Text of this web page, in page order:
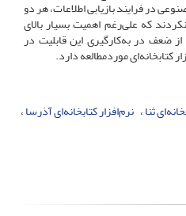
در فرایند بازیابی اطلاعات، هر دو
که علی‌رغم اهمیت بسیار بالای
ضعف در به‌کارگیری این قابلیت در
کتابخانه‌ای موردمطالعه دارد.
ثنا نرم‌افزار کتابخانه‌ای آذرسا